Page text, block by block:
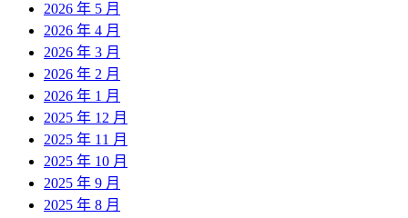
2026 年 5 月
2026 年 4 月
2026 年 3 月
2026 年 2 月
2026 年 1 月
2025 年 12 月
2025 年 11 月
2025 年 10 月
2025 年 9 月
2025 年 8 月